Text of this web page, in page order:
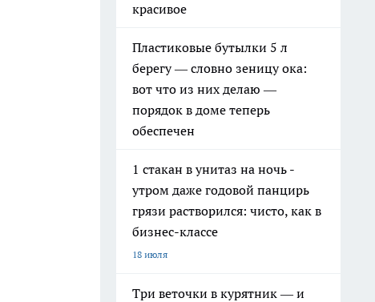
красивое
Пластиковые бутылки 5 л
берегу — словно зеницу ока:
вот что из них делаю —
порядок в доме теперь
обеспечен
1 стакан в унитаз на ночь -
утром даже годовой панцирь
грязи растворился: чисто, как в
бизнес-классе
18 июля
Три веточки в курятник — и